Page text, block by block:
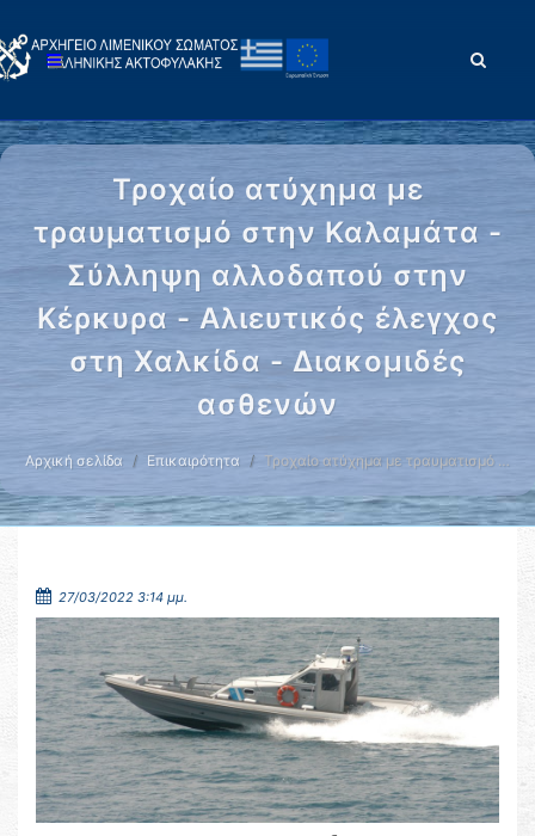
Τροχαίο ατύχημα με
τραυματισμό στην Καλαμάτα -
Σύλληψη αλλοδαπού στην
Κέρκυρα - Αλιευτικός έλεγχος
στη Χαλκίδα - Διακομιδές
ασθενών
Αρχική σελίδα Επικαιρότητα Τροχαίο ατύχημα με τραυματισμό …
27/03/2022 3:14 μμ.